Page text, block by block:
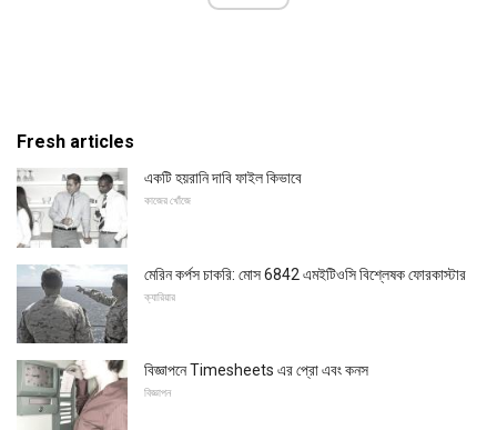
Fresh articles
একটি হয়রানি দাবি ফাইল কিভাবে
কাজের খোঁজে
মেরিন কর্পস চাকরি: মোস 6842 এমইটিওসি বিশ্লেষক ফোরকাস্টার
ক্যারিয়ার
বিজ্ঞাপনে Timesheets এর প্রো এবং কনস
বিজ্ঞাপন